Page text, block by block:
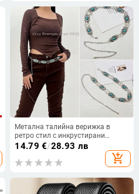
Метална талийна верижка в
ретро стил с инкрустирани
детайли, закопчаване тип
лобстер, ширина 2–4 см, пролет
2023
14.79 €/28.93 лв
add_shopping_cart